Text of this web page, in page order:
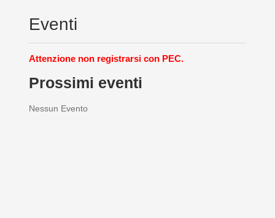
Eventi
Attenzione non registrarsi con PEC.
Prossimi eventi
Nessun Evento